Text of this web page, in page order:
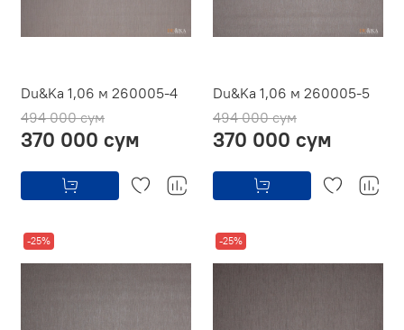
Du&Ka 1,06 м 260005-4
494 000 сум
370 000 сум
Du&Ka 1,06 м 260005-5
494 000 сум
370 000 сум
-25% -25%